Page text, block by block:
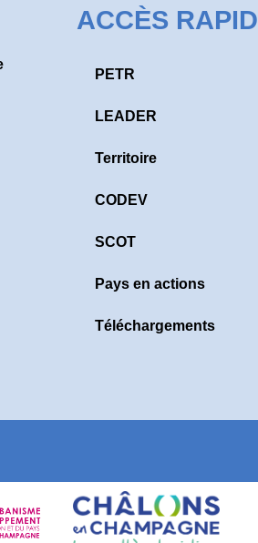
ACCÈS
PETR
LEADER
Territoire
CODEV
SCOT
Pays en actions
Téléchargements